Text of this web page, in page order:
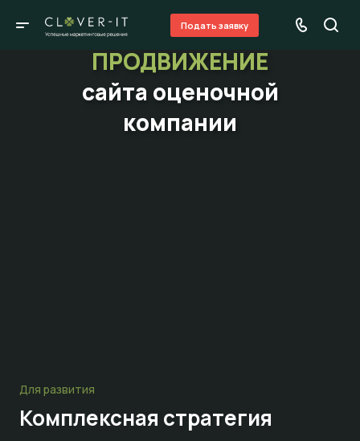
Подать заявку
ПРОДВИЖЕНИЕ
сайта оценочной
компании
Для развития
Комплексная стратегия